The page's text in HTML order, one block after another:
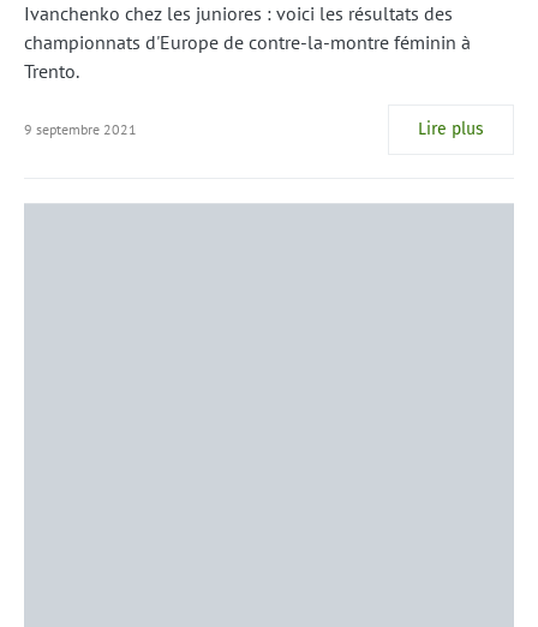
Ivanchenko chez les juniores : voici les résultats des
championnats d'Europe de contre-la-montre féminin à
Trento.
9 septembre 2021 Lire plus